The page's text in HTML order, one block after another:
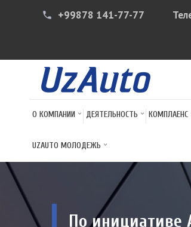
phone +99878 141-77-77
О КОМПАНИИ ДЕЯТЕЛЬНОСТЬ КОМПЛАЕНС
UZAUTO МОЛОДЕЖЬ
По инициативе